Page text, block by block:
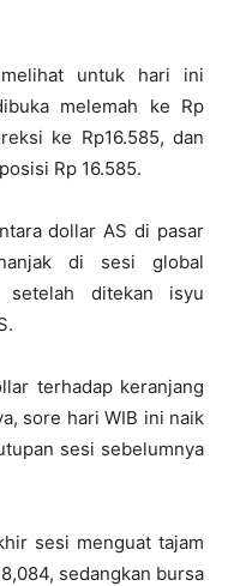
untuk hari ini
melemah ke Rp
ke Rp16.585, dan
Rp 16.585.
dollar AS di pasar
di sesi global
setelah ditekan isyu
terhadap keranjang
sore hari WIB ini naik
sesi sebelumnya
sesi menguat tajam
sedangkan bursa